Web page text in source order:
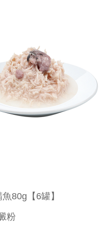
80g【6罐】
粉